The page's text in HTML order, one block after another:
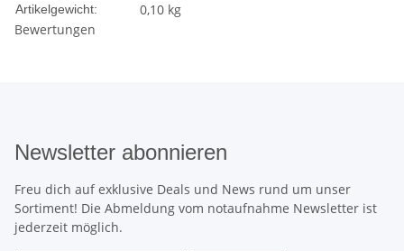
Artikelgewicht: 0,10 kg
Bewertungen
Newsletter abonnieren
Freu dich auf exklusive Deals und News rund um unser
Sortiment! Die Abmeldung vom notaufnahme Newsletter ist
jederzeit möglich.